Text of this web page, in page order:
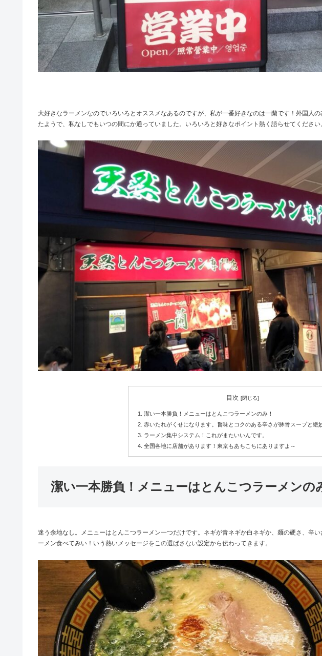
大好きなラーメンなのでいろいろとオススメなあるのですが、私が一番好きなのは一蘭です！外国人
たようで、私なしでもいつの間にか通っていました。いろいろと好きなポイント熱く語らせてください
目次
潔い一本勝負！メニューはとんこつラーメンのみ！
赤いたれがくせになります。旨味とコクのある辛さが豚骨スープと絶
ラーメン集中システム！これがまたいいんです。
全国各地に店舗があります！東京もあちこちにありますよ～
潔い一本勝負！メニューはとんこつラーメンの
迷う余地なし。メニューはとんこつラーメン一つだけです。ネギが青ネギか白ネギか、麺の硬さ、辛
ーメン食べてみい！いう熱いメッセージをこの選ばさない設定から伝わってきます。